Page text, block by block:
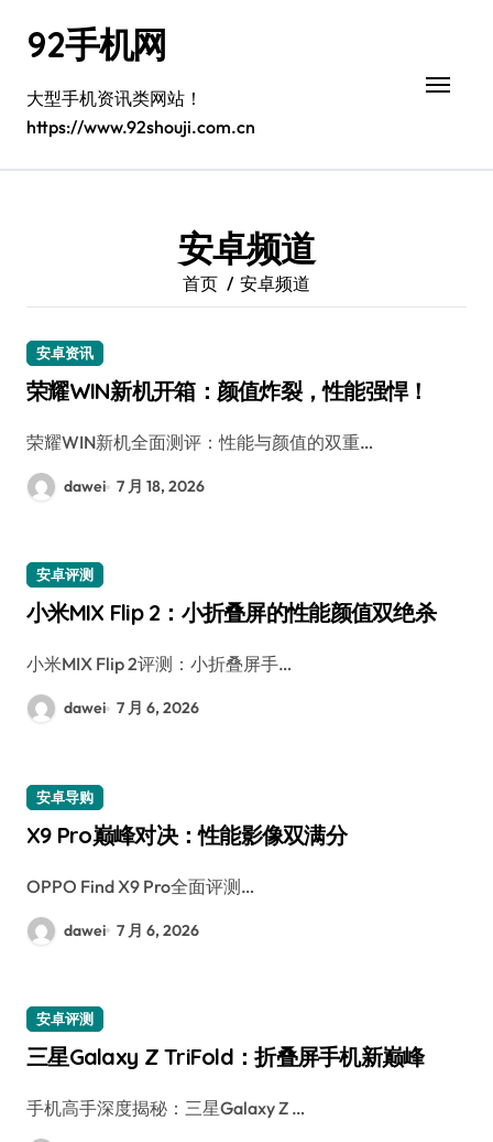
92手机网
大型手机资讯类网站！
https://www.92shouji.com.cn
安卓频道
首页 安卓频道
安卓资讯
荣耀WIN新机开箱：颜值炸裂，性能强悍！
荣耀WIN新机全面测评：性能与颜值的双重…
dawei 7 月 18, 2026
安卓评测
小米MIX Flip 2：小折叠屏的性能颜值双绝杀
小米MIX Flip 2评测：小折叠屏手…
dawei 7 月 6, 2026
安卓导购
X9 Pro巅峰对决：性能影像双满分
OPPO Find X9 Pro全面评测…
dawei 7 月 6, 2026
安卓评测
三星Galaxy Z TriFold：折叠屏手机新巅峰
手机高手深度揭秘：三星Galaxy Z …